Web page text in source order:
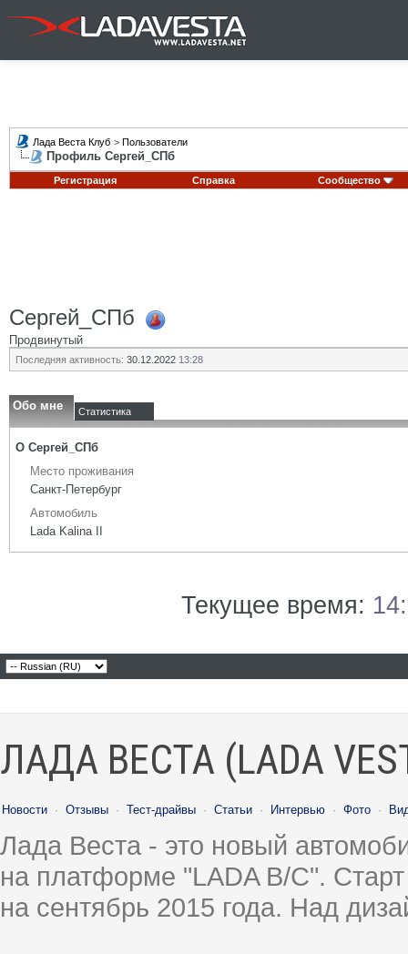
Лада Веста Клуб > Пользователи
Профиль Сергей_СПб
Регистрация Справка Сообщество
Сергей_СПб
Продвинутый
Последняя активность: 30.12.2022 13:28
Обо мне Статистика
О Сергей_СПб
Место проживания
Санкт-Петербург
Автомобиль
Lada Kalina II
Текущее время:
ЛАДА ВЕСТА (LADA
Новости · Отзывы · Тест-драйвы · Статьи · Интервью · Фото ·
Лада Веста - это новый
на платформе "LADA B/C".
на сентябрь 2015 года. Над